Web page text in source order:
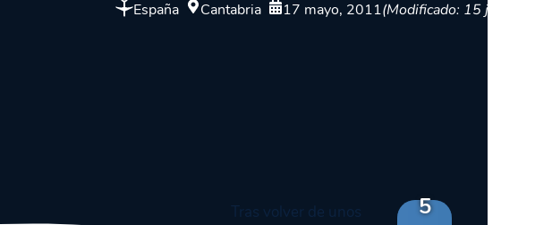
España Cantabria 17 mayo, 2011(Modificado: 15 julio,
Tras volver de unos
5